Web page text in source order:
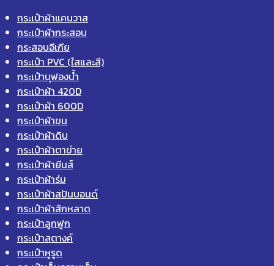
กระเป๋าผ้าแคนวาส
กระเป๋าผ้ากระสอบ
กระสอบอีเกีย
กระเป๋า PVC (ใสและสี)
กระเป๋าบุฟองน้ำ
กระเป๋าผ้า 420D
กระเป๋าผ้า 600D
กระเป๋าผ้าขน
กระเป๋าผ้าดิบ
กระเป๋าผ้าตาข่าย
กระเป๋าผ้ายีนส์
กระเป๋าผ้าร่ม
กระเป๋าผ้าสปันบอนด์
กระเป๋าผ้าสักหลาด
กระเป๋าลูกฟูก
กระเป๋าสตางค์
กระเป๋าหูรูด